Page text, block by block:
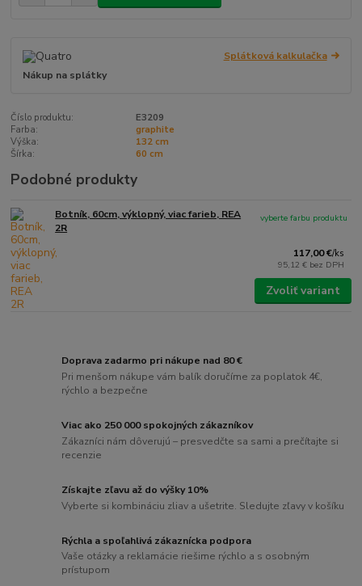
Splátková kalkulačka
Nákup na splátky
Číslo produktu:
E3209
Farba:
graphite
Výška:
132 cm
Šírka:
60 cm
Podobné produkty
Botník, 60cm, výklopný, viac farieb, REA
2R
117,00 €/ks
95,12 € bez DPH
vyberte farbu produktu
Zvoliť variant
Doprava zadarmo pri nákupe nad 80 €
Pri menšom nákupe vám balík doručíme za poplatok 4€,
rýchlo a bezpečne
Viac ako 250 000 spokojných zákazníkov
Zákazníci nám dôverujú – presvedčte sa sami a prečítajte si
recenzie
Získajte zľavu až do výšky 10%
Vyberte si kombináciu zliav a ušetrite. Sledujte zľavy v košíku
Rýchla a spoľahlivá zákaznícka podpora
Vaše otázky a reklamácie riešime rýchlo a s osobným
prístupom